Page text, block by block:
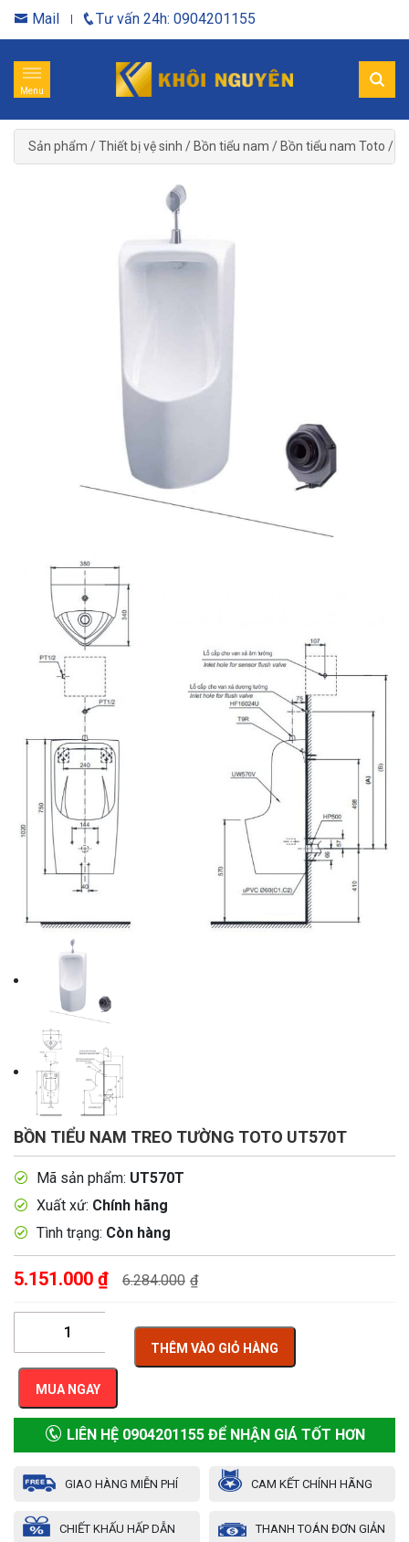
Mail Tư vấn 24h: 0904201155
Menu
Sản phẩm /Thiết bị vệ sinh / Bồn tiểu nam / Bồn tiểu nam Toto /
BỒN TIỂU NAM TREO TƯỜNG TOTO UT570T
Mã sản phẩm: UT570T
Xuất xứ: Chính hãng
Tình trạng: Còn hàng
5.151.000 ₫ 6.284.000 ₫
THÊM VÀO GIỎ HÀNG
MUA NGAY
LIÊN HỆ 0904201155 ĐỂ NHẬN GIÁ TỐT HƠN
GIAO HÀNG MIỄN PHÍ CAM KẾT CHÍNH HÃNG
CHIẾT KHẤU HẤP DẪN THANH TOÁN ĐƠN GIẢN